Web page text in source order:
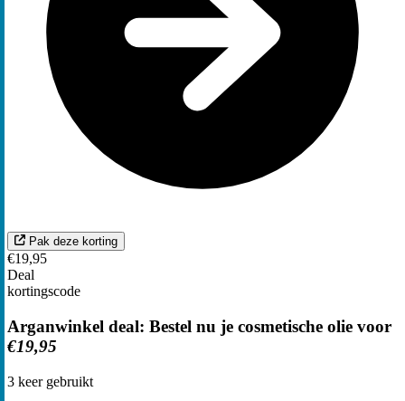
Pak deze korting
€19,95
Deal
kortingscode
Arganwinkel deal: Bestel nu je cosmetische olie voor
€19,95
3 keer gebruikt